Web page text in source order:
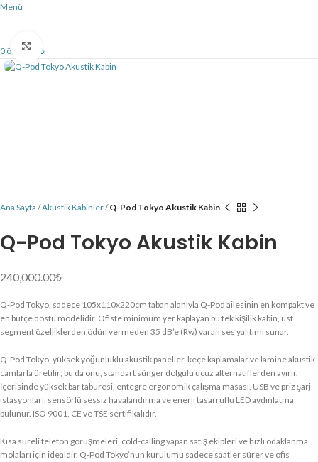
Menü
0 öğe 0.00 ₺Büyütmek için tıklayın
Ana Sayfa Akustik Kabinler Q-Pod Tokyo Akustik Kabin
Q-Pod Tokyo Akustik Kabin
240,000.00₺
Q-Pod Tokyo, sadece 105x110x220cm taban alanıyla Q-Pod ailesinin en kompakt ve
en bütçe dostu modelidir. Ofiste minimum yer kaplayan bu tek kişilik kabin, üst
segment özelliklerden ödün vermeden 35 dB’e (Rw) varan ses yalıtımı sunar.
Q-Pod Tokyo, yüksek yoğunluklu akustik paneller, keçe kaplamalar ve lamine akustik
camlarla üretilir; bu da onu, standart sünger dolgulu ucuz alternatiflerden ayırır.
İçerisinde yüksek bar taburesi, entegre ergonomik çalışma masası, USB ve priz şarj
istasyonları, sensörlü sessiz havalandırma ve enerji tasarruflu LED aydınlatma
bulunur. ISO 9001, CE ve TSE sertifikalıdır.
Kısa süreli telefon görüşmeleri, cold-calling yapan satış ekipleri ve hızlı odaklanma
molaları için idealdir. Q-Pod Tokyo’nun kurulumu sadece saatler sürer ve ofis